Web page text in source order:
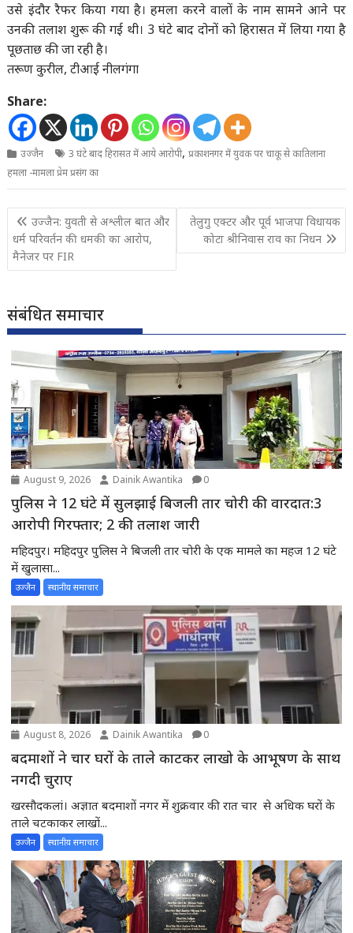
उसे इंदौर रैफर किया गया है। हमला करने वालों के नाम सामने आने पर
उनकी तलाश शुरू की गई थी। 3 घंटे बाद दोनों को हिरासत में लिया गया है
पूछताछ की जा रही है।
तरूण कुरील, टीआई नीलगंगा
Share:
उज्जैन 3 घंटे बाद हिरासत में आये आरोपी,प्रकाशनगर में युवक पर चाकू से कातिलाना
हमला -मामला प्रेम प्रसंग का
Post
navigation
उज्जैन: युवती से अश्लील बात और
धर्म परिवर्तन की धमकी का आरोप,
मैनेजर पर FIR
तेलुगु एक्टर और पूर्व भाजपा विधायक
कोटा श्रीनिवास राव का निधन
संबंधित समाचार
August 9, 2026 Dainik Awantika 0
पुलिस ने 12 घंटे में सुलझाई बिजली तार चोरी की वारदात:3
आरोपी गिरफ्तार; 2 की तलाश जारी
महिदपुर। महिदपुर पुलिस ने बिजली तार चोरी के एक मामले का महज 12 घंटे
में खुलासा...
उज्जैन स्थानीय समाचार
August 8, 2026 Dainik Awantika 0
बदमाशों ने चार घरों के ताले काटकर लाखो के आभूषण के साथ
नगदी चुराए
खरसौदकलां। अज्ञात बदमाशों नगर में शुक्रवार की रात चार से अधिक घरों के
ताले चटकाकर लाखों...
उज्जैन स्थानीय समाचार